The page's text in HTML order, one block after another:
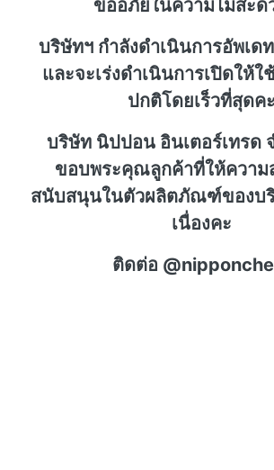
ขออภัยในความไม่สะด
บริษัทฯ กำลังดำเนินการอัพเ
และจะเร่งดำเนินการเปิดให้ใ
ปกติโดยเร็วที่สุดคะ
บริษัท นิปปอน อินเตอร์เทรด
ขอบพระคุณลูกค้าที่ให้ความ
สนับสนุนในตัวผลิตภัณฑ์ของบ
เนื่องคะ
ติดต่อ